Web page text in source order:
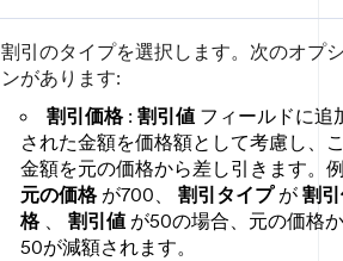
割引のタイプを選択します。次のオプ
ンがあります:
割引価格 : 割引値 フィールドに追
された金額を価格額として考慮し、
金額を元の価格から差し引きます。
元の価格 が700、 割引タイプ が 割
格 、 割引値 が50の場合、元の価格
50が減額されます。